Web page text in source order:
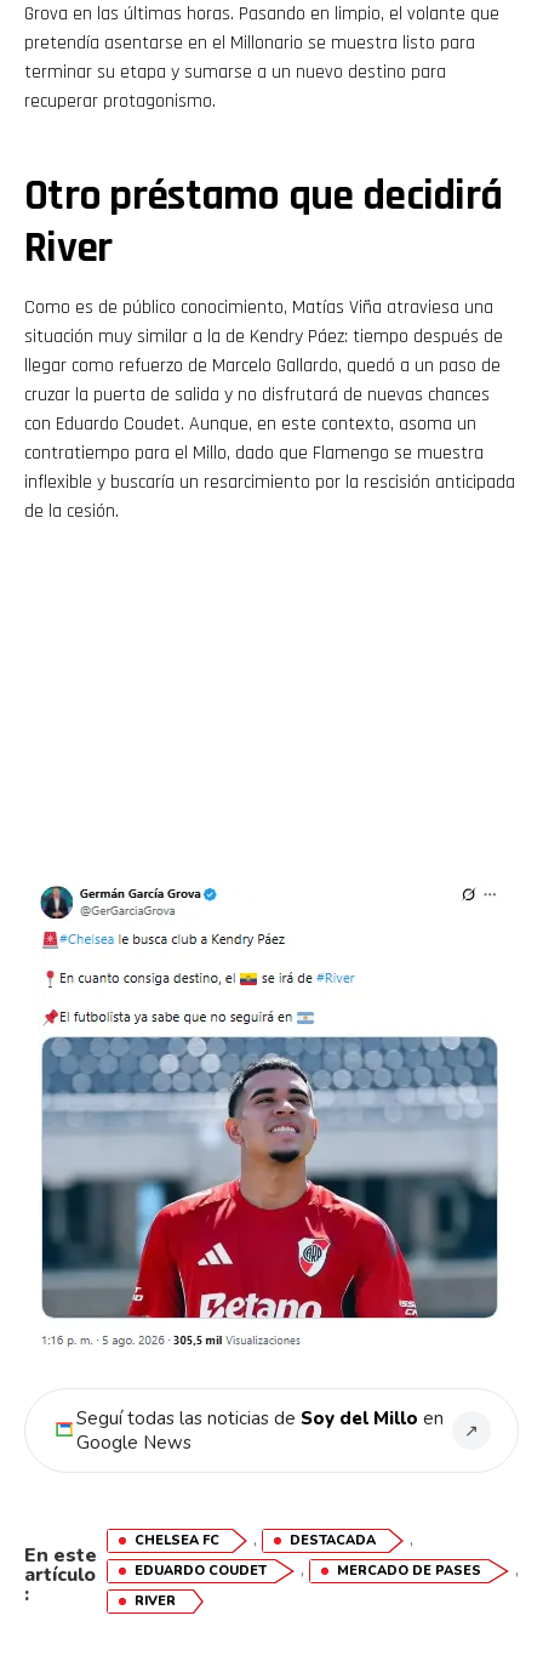
Grova en las últimas horas. Pasando en limpio, el volante que
pretendía asentarse en el Millonario se muestra listo para
terminar su etapa y sumarse a un nuevo destino para
recuperar protagonismo.
Otro préstamo que decidirá
River
Como es de público conocimiento, Matías Viña atraviesa una
situación muy similar a la de Kendry Páez: tiempo después de
llegar como refuerzo de Marcelo Gallardo, quedó a un paso de
cruzar la puerta de salida y no disfrutará de nuevas chances
con Eduardo Coudet. Aunque, en este contexto, asoma un
contratiempo para el Millo, dado que Flamengo se muestra
inflexible y buscaría un resarcimiento por la rescisión anticipada
de la cesión.
Seguí todas las noticias de Soy del Millo en
Google News
↗
En este
artículo
:
CHELSEA FC , DESTACADA ,
EDUARDO COUDET , MERCADO DE PASES ,
RIVER